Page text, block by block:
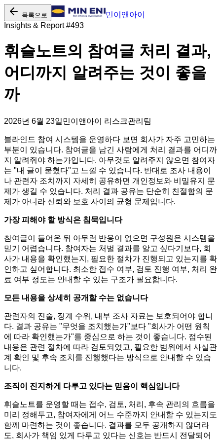
목록으로
민이앤아이
Insights & Report #493
휘슬노트의 참여글 처리 결과,
어디까지 알려주는 것이 좋을
까
2026년 6월 23일민이앤아이 리스크관리팀
블라인드 참여 시스템을 운영하다 보면 회사가 자주 고민하는
부분이 있습니다. 참여글을 남긴 사람에게 처리 결과를 어디까
지 알려줘야 하는가입니다. 아무것도 알려주지 않으면 참여자
는 "내 글이 묻혔다"고 느낄 수 있습니다. 반대로 조사 내용이
나 관련자 조치까지 자세히 공유하면 개인정보와 비밀유지 문
제가 생길 수 있습니다. 처리 결과 공유는 단순히 친절함의 문
제가 아니라 신뢰와 보호 사이의 균형 문제입니다.
가장 피해야 할 방식은 침묵입니다
참여글이 들어온 뒤 아무런 반응이 없으면 구성원은 시스템을
믿기 어렵습니다. 참여자는 처벌 결과를 알고 싶다기보다, 회
사가 내용을 확인했는지, 필요한 절차가 진행되고 있는지를 확
인하고 싶어합니다. 최소한 접수 여부, 검토 진행 여부, 처리 완
료 여부 정도는 안내할 수 있는 구조가 필요합니다.
모든 내용을 상세히 공개할 수는 없습니다
관련자의 진술, 징계 수위, 내부 조사 자료는 보호되어야 합니
다. 결과 공유는 "무엇을 조치했는가"보다 "회사가 어떤 원칙
에 따라 확인했는가"를 중심으로 하는 것이 좋습니다. 접수된
내용은 관련 절차에 따라 검토되었고, 필요한 범위에서 사실관
계 확인 및 후속 조치를 진행했다는 방식으로 안내할 수 있습
니다.
조직이 진지하게 다루고 있다는 믿음이 핵심입니다
휘슬노트를 운영할 때는 접수, 검토, 처리, 후속 관리의 흐름을
미리 정해두고, 참여자에게 어느 수준까지 안내할 수 있는지도
함께 마련하는 것이 좋습니다. 결과를 모두 공개하지 않더라
도, 회사가 책임 있게 다루고 있다는 신호는 반드시 전달되어